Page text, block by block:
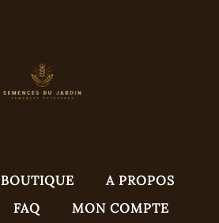
BOUTIQUE
A PROPOS
FAQ MON COMPTE